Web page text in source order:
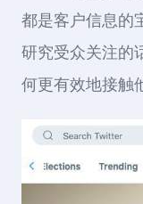
都是客户信息的
研究受众关注的
何更有效地接触